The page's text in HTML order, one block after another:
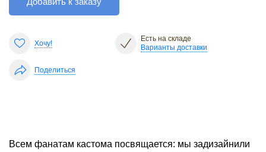
Хочу!
Есть на складе
Варианты доставки
Поделиться
Всем фанатам кастома посвящается: мы задизайнили